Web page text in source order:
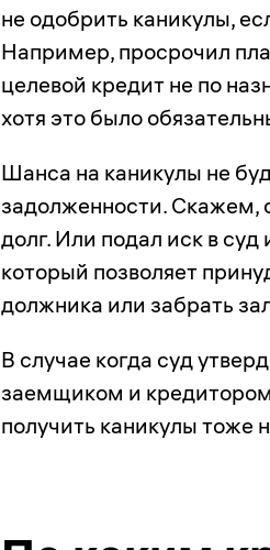
не одобрить каникулы,
Например, просрочил
целевой кредит не по
хотя это было
Шанса на каникулы не
задолженности. Скажем,
долг. Или подал иск в
который позволяет
должника или забрать
В случае когда суд
заемщиком и
получить каникулы тоже